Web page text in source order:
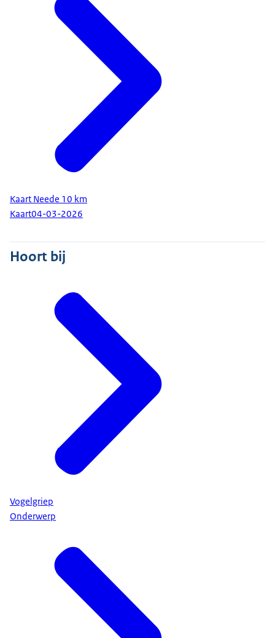
Kaart Neede 10 km
Kaart04-03-2026
Hoort bij
Vogelgriep
Onderwerp